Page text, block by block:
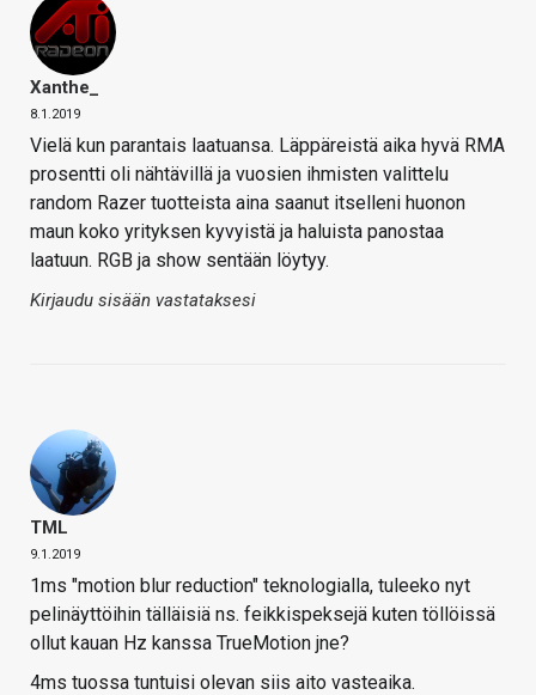
Xanthe_
8.1.2019
Vielä kun parantais laatuansa. Läppäreistä aika hyvä RMA
prosentti oli nähtävillä ja vuosien ihmisten valittelu
random Razer tuotteista aina saanut itselleni huonon
maun koko yrityksen kyvyistä ja haluista panostaa
laatuun. RGB ja show sentään löytyy.
Kirjaudu sisään vastataksesi
TML
9.1.2019
1ms "motion blur reduction" teknologialla, tuleeko nyt
pelinäyttöihin tälläisiä ns. feikkispeksejä kuten töllöissä
ollut kauan Hz kanssa TrueMotion jne?
4ms tuossa tuntuisi olevan siis aito vasteaika.